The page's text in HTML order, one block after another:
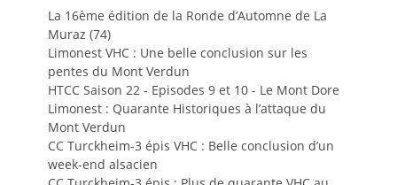
La 16ème édition de la Ronde d’Automne de La
Muraz (74)
Limonest VHC : Une belle conclusion sur les
pentes du Mont Verdun
HTCC Saison 22 - Episodes 9 et 10 - Le Mont Dore
Limonest : Quarante Historiques à l’attaque du
Mont Verdun
CC Turckheim-3 épis VHC : Belle conclusion d’un
week-end alsacien